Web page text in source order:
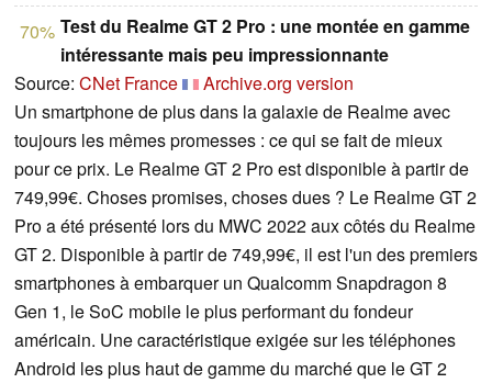
70% Test du Realme GT 2 Pro : une montée en gamme
intéressante mais peu impressionnante
Source: CNet France
Archive.org version
Un smartphone de plus dans la galaxie de Realme avec
toujours les mêmes promesses : ce qui se fait de mieux
pour ce prix. Le Realme GT 2 Pro est disponible à partir de
749,99€. Choses promises, choses dues ? Le Realme GT 2
Pro a été présenté lors du MWC 2022 aux côtés du Realme
GT 2. Disponible à partir de 749,99€, il est l'un des premiers
smartphones à embarquer un Qualcomm Snapdragon 8
Gen 1, le SoC mobile le plus performant du fondeur
américain. Une caractéristique exigée sur les téléphones
Android les plus haut de gamme du marché que le GT 2